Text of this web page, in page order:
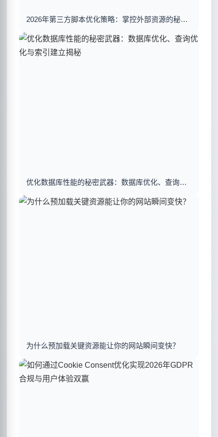
2026年第三方脚本优化策略：掌控外部资源的秘密武器
优化数据库性能的秘密武器：数据库优化、查询优化与索引建立揭秘
为什么预加载关键资源能让你的网站瞬间变快？